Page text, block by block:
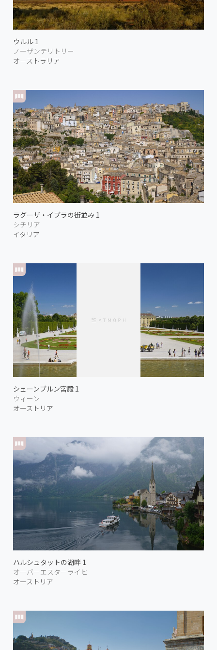
ウルル 1
ノーザンテリトリー
オーストラリア
ラグーザ・イブラの街並み 1
シチリア
イタリア
シェーンブルン宮殿 1
ウィーン
オーストリア
ハルシュタットの湖畔 1
オーバーエスターライヒ
オーストリア